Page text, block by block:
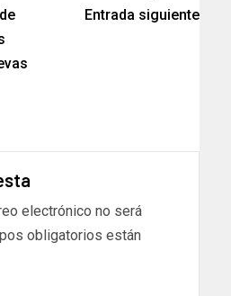
Entrada siguiente
electrónico no será
obligatorios están